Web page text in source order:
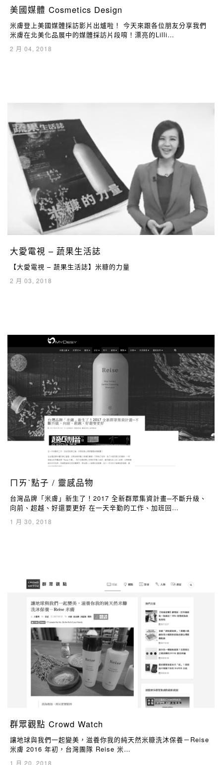
美國媒體 Cosmetics Design
米膚登上美國媒體採訪影片出爐啦！ 今天來跟各位朋友分享我們
米膚在北美化品展中的媒體採訪片段唷！漂亮的Lilli…
2 月 04, 2018
大愛電視 – 蔬果生活誌
​【大愛電視 – 蔬果生活誌】米糠的力量
2 月 03, 2018
ㄇㄞˋ點子 / 靈感品物
台灣品牌「米膚」新生了！2017 全新群眾集資計畫─不斷升級、
向前、超越、好還要更好 在一天辛勤的工作、加班回…
1 月 30, 2018
群眾觀點 Crowd Watch
讓地球與我們一起變美，滋養你我的純天然米糠洗沐保養－Reise
米膚 2016 年初，台灣團隊 Reise 米…
1 月 20, 2018